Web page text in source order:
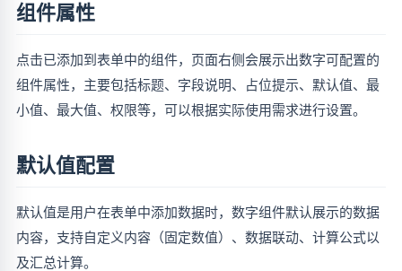
组件属性
点击已添加到表单中的组件，页面右侧会展示出数字可配置的
组件属性，主要包括标题、字段说明、占位提示、默认值、最
小值、最大值、权限等，可以根据实际使用需求进行设置。
默认值配置
默认值是用户在表单中添加数据时，数字组件默认展示的数据
内容，支持自定义内容（固定数值）、数据联动、计算公式以
及汇总计算。